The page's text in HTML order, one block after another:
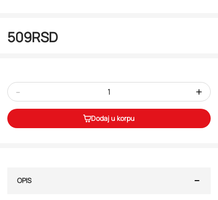
509RSD
- +
Dodaj u korpu
OPIS